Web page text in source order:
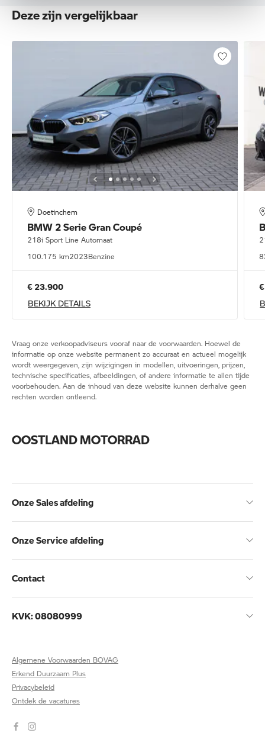
Deze zijn vergelijkbaar
Doetinchem
BMW 2 Serie Gran Coupé
218i Sport Line Automaat
100.175 km2023Benzine
€ 23.900
BEKIJK DETAILS
Vraag onze verkoopadviseurs vooraf naar de voorwaarden. Hoewel de
informatie op onze website permanent zo accuraat en actueel mogelijk
wordt weergegeven, zijn wijzigingen in modellen, uitvoeringen, prijzen,
technische specificaties, afbeeldingen, of andere informatie te allen tijde
voorbehouden. Aan de inhoud van deze website kunnen derhalve geen
rechten worden ontleend.
OOSTLAND MOTORRAD
Onze Sales afdeling
Onze Service afdeling
Contact
KVK: 08080999
Algemene Voorwaarden BOVAG
Erkend Duurzaam Plus
Privacybeleid
Ontdek de vacatures